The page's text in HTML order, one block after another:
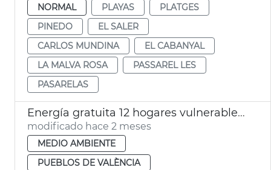
NORMAL
PLAYAS
PLATGES
PINEDO
EL SALER
CARLOS MUNDINA
EL CABANYAL
LA MALVA ROSA
PASSAREL LES
PASARELAS
Energía gratuita 12 hogares vulnerables comunidades energéticas València
modificado hace 2 meses
MEDIO AMBIENTE
PUEBLOS DE VALÈNCIA